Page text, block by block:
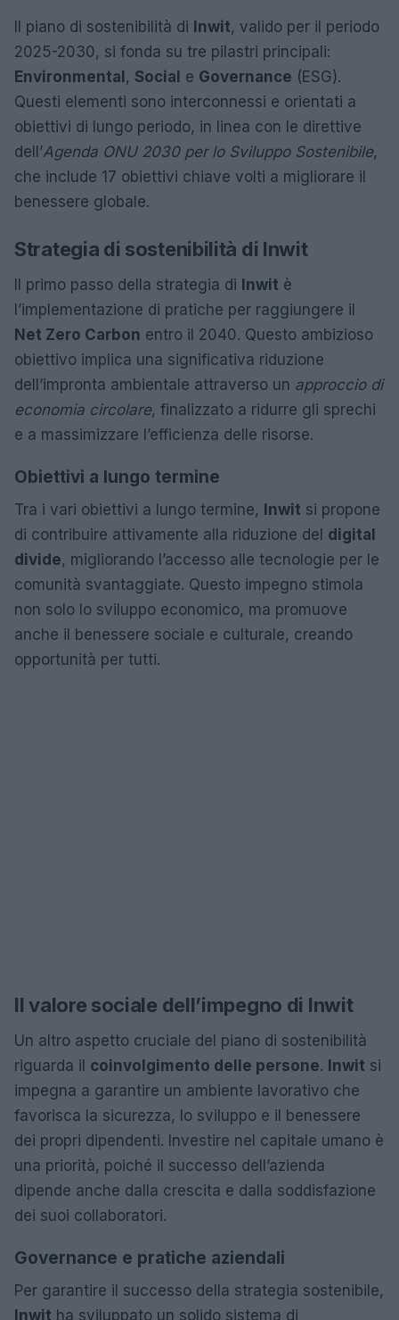
Il piano di sostenibilità di Inwit, valido per il periodo
2025-2030, si fonda su tre pilastri principali:
Environmental, Social e Governance (ESG).
Questi elementi sono interconnessi e orientati a
obiettivi di lungo periodo, in linea con le direttive
dell’Agenda ONU 2030 per lo Sviluppo Sostenibile,
che include 17 obiettivi chiave volti a migliorare il
benessere globale.
Strategia di sostenibilità di Inwit
Il primo passo della strategia di Inwit è
l’implementazione di pratiche per raggiungere il
Net Zero Carbon entro il 2040. Questo ambizioso
obiettivo implica una significativa riduzione
dell’impronta ambientale attraverso un approccio di
economia circolare, finalizzato a ridurre gli sprechi
e a massimizzare l’efficienza delle risorse.
Obiettivi a lungo termine
Tra i vari obiettivi a lungo termine, Inwit si propone
di contribuire attivamente alla riduzione del digital
divide, migliorando l’accesso alle tecnologie per le
comunità svantaggiate. Questo impegno stimola
non solo lo sviluppo economico, ma promuove
anche il benessere sociale e culturale, creando
opportunità per tutti.
Il valore sociale dell’impegno di Inwit
Un altro aspetto cruciale del piano di sostenibilità
riguarda il coinvolgimento delle persone. Inwit si
impegna a garantire un ambiente lavorativo che
favorisca la sicurezza, lo sviluppo e il benessere
dei propri dipendenti. Investire nel capitale umano è
una priorità, poiché il successo dell’azienda
dipende anche dalla crescita e dalla soddisfazione
dei suoi collaboratori.
Governance e pratiche aziendali
Per garantire il successo della strategia sostenibile,
Inwit ha sviluppato un solido sistema di